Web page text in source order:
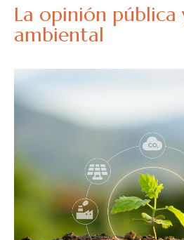
La opinión pública
ambiental